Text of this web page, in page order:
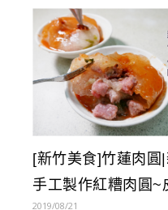
[新竹美食]竹蓮肉圓|
手工製作紅糟肉圓~
2019/08/21